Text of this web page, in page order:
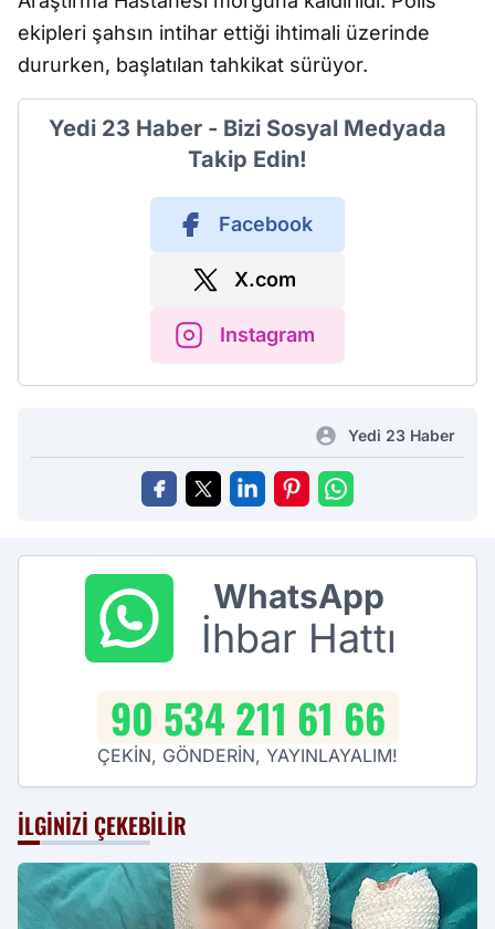
ekipleri şahsın intihar ettiği ihtimali üzerinde
dururken, başlatılan tahkikat sürüyor.
Yedi 23 Haber - Bizi Sosyal Medyada
Takip Edin!
Facebook
X.com
Instagram
Yedi 23 Haber
WhatsApp
İhbar Hattı
90 534 211 61 66
ÇEKİN, GÖNDERİN, YAYINLAYALIM!
İLGINIZI ÇEKEBILIR